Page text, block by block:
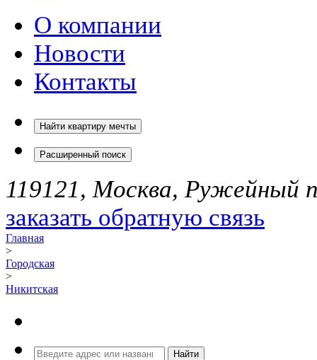
О компании
Новости
Контакты
Найти квартиру мечты
Расширенный поиск
119121, Москва, Ружейный
заказать обратную связь
Главная
>
Городская
>
Никитская